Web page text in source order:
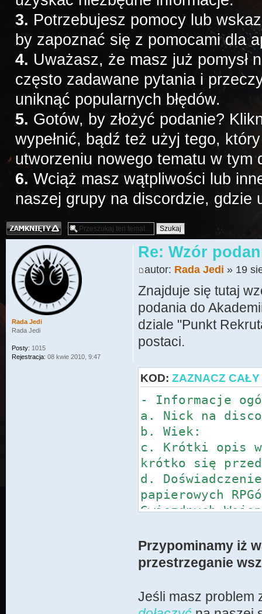
3. Potrzebujesz pomocy lub
by zapoznać się z pomocami dla
4. Uważasz, że masz już pomysł
często zadawane pytania i
uniknąć popularnych błędów.
5. Gotów, by złożyć podanie?
wypełnić, bądź też użyj tego,
utworzeniu nowego tematu w tym
6. Wciąż masz wątpliwości lub
naszej grupy na discordzie, gdzie
Temat zamknięty
Re: Wzór
autor: Rada Jedi » 19
Znajduje się tutaj
podania do
dziale "Punkt
postaci.
KOD:ZAZNACZ CAŁY
- Informacje
a. Nick na
b. Wiek:
c. Krótki opis
krótko się
d.
papierowych
Gwiezdnych
- Karta postaci
a. Imię:
b. Wiek:
Przypominamy iż
przestrzeganie
Jeśli masz problem
Rada Jedi
Rada Jedi
Posty: 1015
Rejestracja: 08 kwie 2010, 9:47